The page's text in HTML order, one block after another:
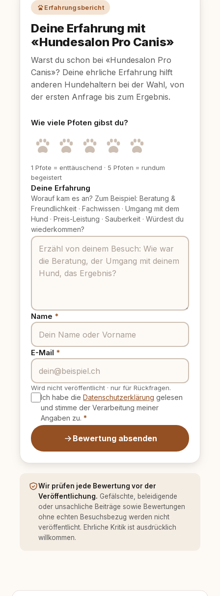
Erfahrungsbericht
Deine Erfahrung mit
«Hundesalon Pro Canis»
Warst du schon bei «Hundesalon Pro
Canis»? Deine ehrliche Erfahrung hilft
anderen Hundehaltern bei der Wahl, von
der ersten Anfrage bis zum Ergebnis.
Wie viele Pfoten gibst du?
1 Pfote = enttäuschend · 5 Pfoten = rundum
begeistert
Deine Erfahrung
Worauf kam es an? Zum Beispiel: Beratung &
Freundlichkeit · Fachwissen · Umgang mit dem
Hund · Preis-Leistung · Sauberkeit · Würdest du
wiederkommen?
Name *
E-Mail *
Wird nicht veröffentlicht · nur für Rückfragen.
Ich habe dieDatenschutzerklärung gelesen
und stimme der Verarbeitung meiner
Angaben zu. *
Bewertung absenden
Wir prüfen jede Bewertung vor der
Veröffentlichung. Gefälschte, beleidigende
oder unsachliche Beiträge sowie Bewertungen
ohne echten Besuchsbezug werden nicht
veröffentlicht. Ehrliche Kritik ist ausdrücklich
willkommen.